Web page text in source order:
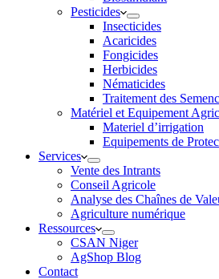
Pesticides
Insecticides
Acaricides
Fongicides
Herbicides
Nématicides
Traitement des
Matériel et Equipement
Materiel d’irrigation
Equipements de
Services
Vente des Intrants
Conseil Agricole
Analyse des Chaînes de
Agriculture numérique
Ressources
CSAN Niger
AgShop Blog
Contact